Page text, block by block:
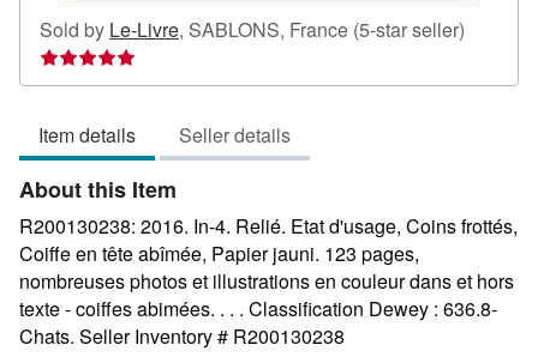
Sold by Le-Livre, SABLONS, France (5-star seller)
5
Item details Seller details
About this Item
R200130238: 2016. In-4. Relié. Etat d'usage, Coins frottés,
Coiffe en tête abîmée, Papier jauni. 123 pages,
nombreuses photos et illustrations en couleur dans et hors
texte - coiffes abimées. . . . Classification Dewey : 636.8-
Chats. Seller Inventory # R200130238